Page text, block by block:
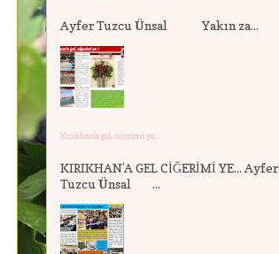
Ayfer Tuzcu Ünsal Yakın za...
Kırıkhan'a gel, ciğerimi ye...
KIRIKHAN’A GEL CİĞERİMİ YE... Ayfer
Tuzcu Ünsal ...